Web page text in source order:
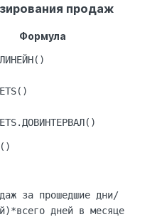
продаж
Формула
за прошедшие дни/
дней в месяце